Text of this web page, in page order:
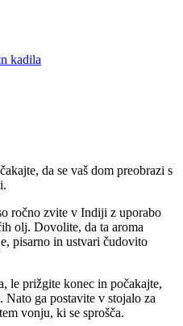
kadila
da se vaš dom preobrazi s
ročno zvite v Indiji z uporabo
olj. Dovolite, da ta aroma
pisarno in ustvari čudovito
le prižgite konec in počakajte,
Nato ga postavite v stojalo za
vonju, ki se sprošča.